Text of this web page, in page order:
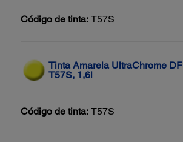
Código de tinta: T57S
Tinta Amarela UltraChrome DF
T57S, 1,6l
Código de tinta: T57S